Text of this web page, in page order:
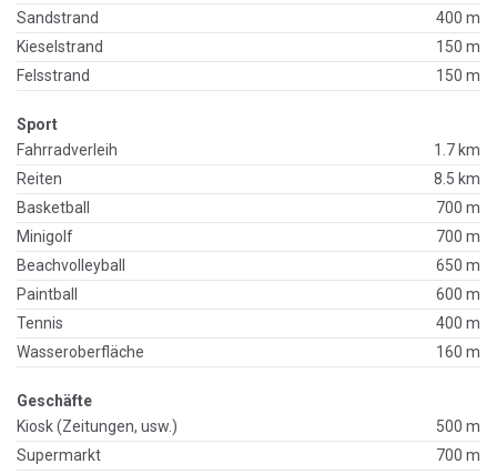
Sandstrand
400 m
Kieselstrand
150 m
Felsstrand
150 m
Sport
Fahrradverleih
1.7 km
Reiten
8.5 km
Basketball
700 m
Minigolf
700 m
Beachvolleyball
650 m
Paintball
600 m
Tennis
400 m
Wasseroberfläche
160 m
Geschäfte
Kiosk (Zeitungen, usw.)
500 m
Supermarkt
700 m